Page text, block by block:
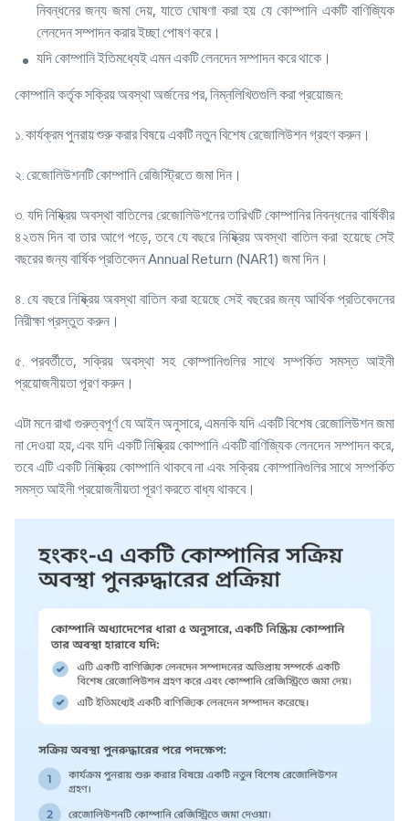
নিবন্ধনের জন্য জমা দেয়, যাতে ঘোষণা করা হয় যে কোম্পানি একটি বাণিজ্যিক
লেনদেন সম্পাদন করার ইচ্ছা পোষণ করে।
যদি কোম্পানি ইতিমধ্যেই এমন একটি লেনদেন সম্পাদন করে থাকে।
কোম্পানি কর্তৃক সক্রিয় অবস্থা অর্জনের পর, নিম্নলিখিতগুলি করা প্রয়োজন:
১. কার্যক্রম পুনরায় শুরু করার বিষয়ে একটি নতুন বিশেষ রেজোলিউশন গ্রহণ করুন।
২. রেজোলিউশনটি কোম্পানি রেজিস্ট্রিতে জমা দিন।
৩. যদি নিষ্ক্রিয় অবস্থা বাতিলের রেজোলিউশনের তারিখটি কোম্পানির নিবন্ধনের বার্ষিকীর
৪২তম দিন বা তার আগে পড়ে, তবে যে বছরে নিষ্ক্রিয় অবস্থা বাতিল করা হয়েছে সেই
বছরের জন্য বার্ষিক প্রতিবেদন Annual Return (NAR1) জমা দিন।
৪. যে বছরে নিষ্ক্রিয় অবস্থা বাতিল করা হয়েছে সেই বছরের জন্য আর্থিক প্রতিবেদনের
নিরীক্ষা প্রস্তুত করুন।
৫. পরবর্তীতে, সক্রিয় অবস্থা সহ কোম্পানিগুলির সাথে সম্পর্কিত সমস্ত আইনী
প্রয়োজনীয়তা পূরণ করুন।
এটা মনে রাখা গুরুত্বপূর্ণ যে আইন অনুসারে, এমনকি যদি একটি বিশেষ রেজোলিউশন জমা
না দেওয়া হয়, এবং যদি একটি নিষ্ক্রিয় কোম্পানি একটি বাণিজ্যিক লেনদেন সম্পাদন করে,
তবে এটি একটি নিষ্ক্রিয় কোম্পানি থাকবে না এবং সক্রিয় কোম্পানিগুলির সাথে সম্পর্কিত
সমস্ত আইনী প্রয়োজনীয়তা পূরণ করতে বাধ্য থাকবে।